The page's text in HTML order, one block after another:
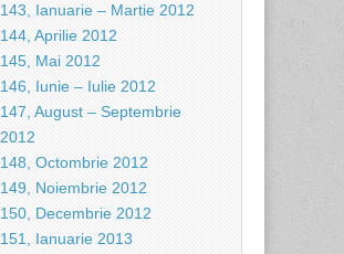
143, Ianuarie – Martie 2012
144, Aprilie 2012
145, Mai 2012
146, Iunie – Iulie 2012
147, August – Septembrie
2012
148, Octombrie 2012
149, Noiembrie 2012
150, Decembrie 2012
151, Ianuarie 2013